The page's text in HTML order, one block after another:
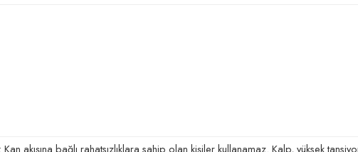
akışına bağlı rahatsızlıklara sahip olan kişiler kullanamaz. Kalp, yüksek